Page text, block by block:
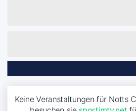
Keine Veranstaltungen für Notts